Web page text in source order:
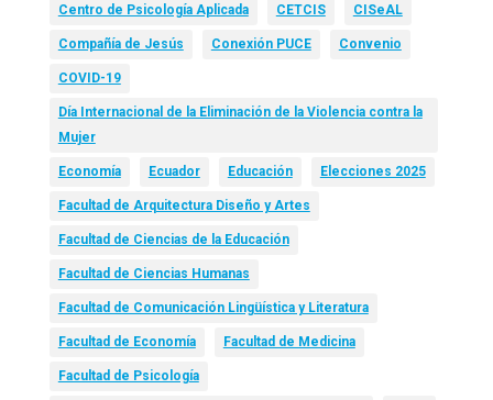
Centro de Psicología Aplicada CETCIS CISeAL
Compañía de Jesús Conexión PUCE Convenio
COVID-19
Día Internacional de la Eliminación de la Violencia contra la
Mujer
Economía Ecuador Educación Elecciones 2025
Facultad de Arquitectura Diseño y Artes
Facultad de Ciencias de la Educación
Facultad de Ciencias Humanas
Facultad de Comunicación Lingüística y Literatura
Facultad de Economía Facultad de Medicina
Facultad de Psicología